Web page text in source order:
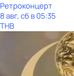
Ретроконцерт
8 авг, сб в 05:35
ТНВ